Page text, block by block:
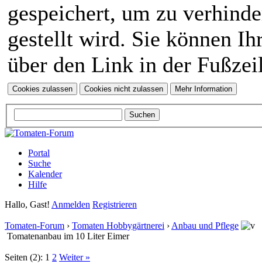
gespeichert, um zu
gestellt wird. Sie können
über den Link in der
Portal
Suche
Kalender
Hilfe
Hallo, Gast! Anmelden Registrieren
Tomaten-Forum › Tomaten Hobbygärtnerei › Anbau und Pflege
Tomatenanbau im 10 Liter Eimer
Seiten (2): 1 2 Weiter »